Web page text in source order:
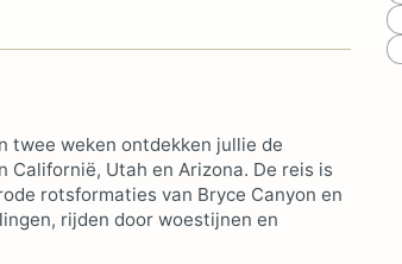
twee weken ontdekken jullie de
Utah en Arizona. De reis is
rotsformaties van Bryce Canyon en
rijden door woestijnen en